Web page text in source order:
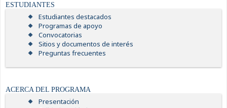
ESTUDIANTES
Estudiantes destacados
Programas de apoyo
Convocatorias
Sitios y documentos de interés
Preguntas frecuentes
ACERCA DEL PROGRAMA
Presentación